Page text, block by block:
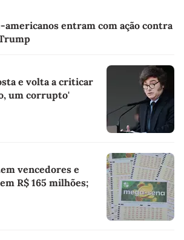
americanos entram com ação contra
e volta a criticar
um corrupto'
vencedores e
R$ 165 milhões;